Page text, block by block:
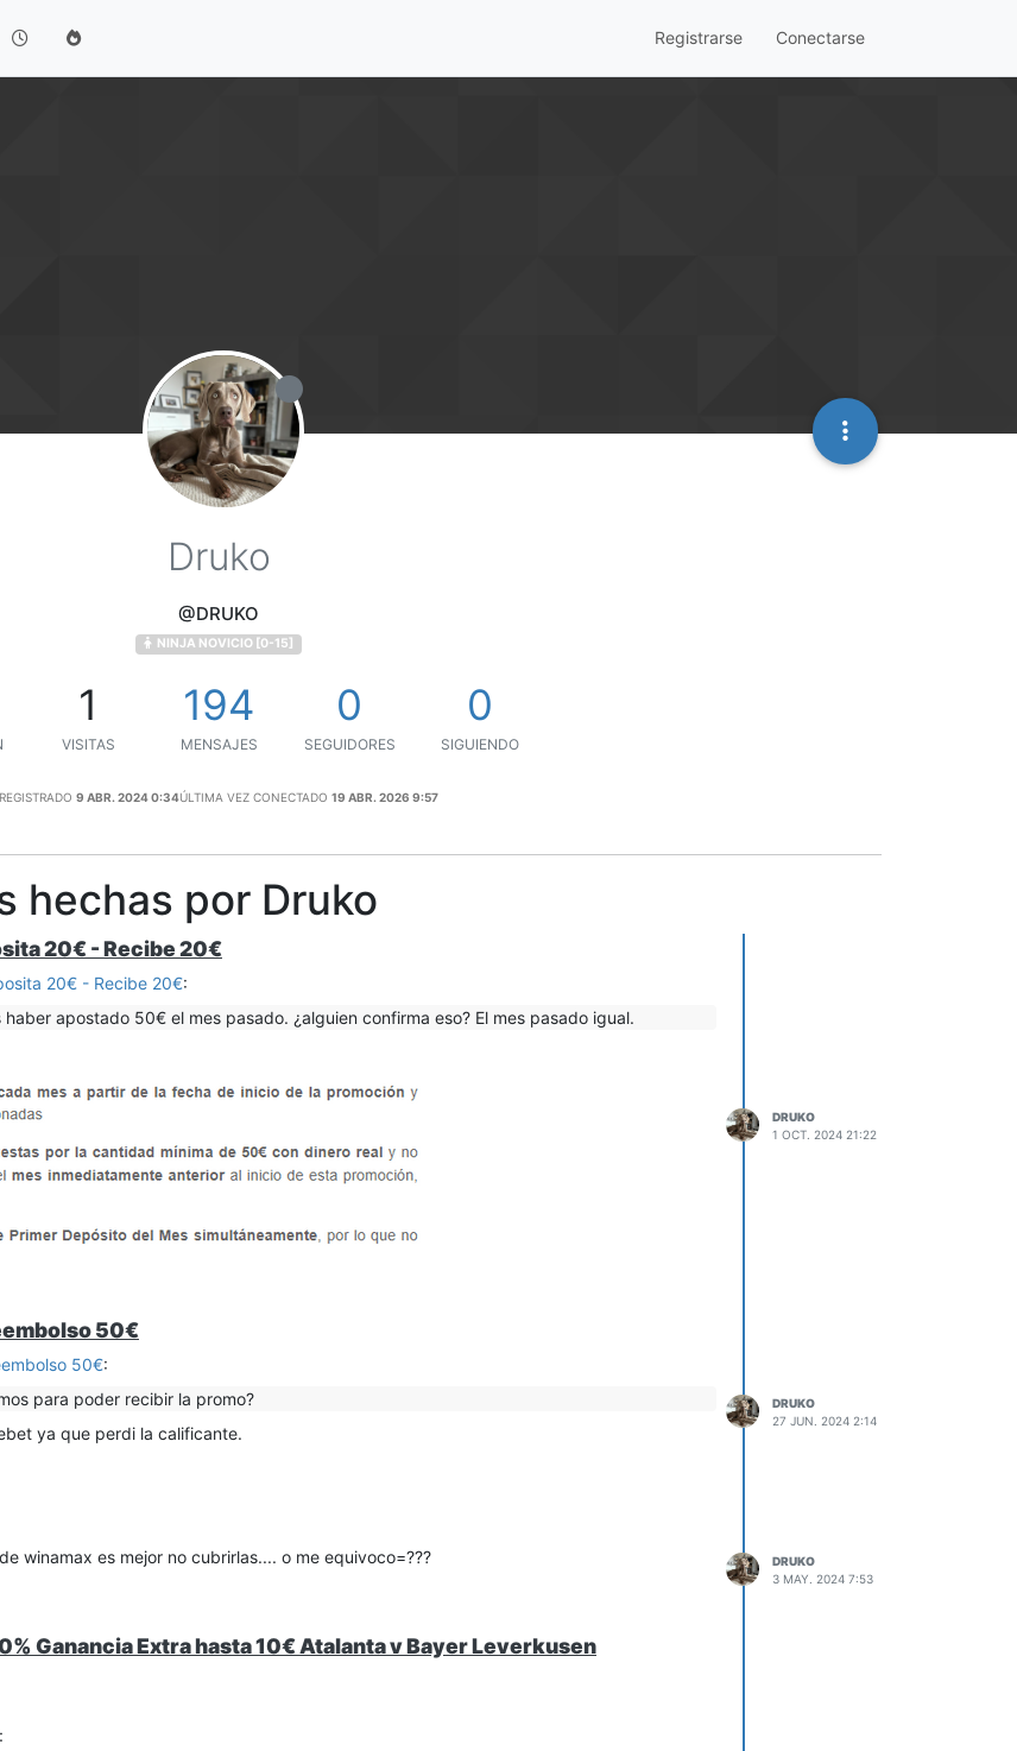
Registrarse Conectarse
Druko
@DRUKO
NINJA NOVICIO [0-15]
1
VISITAS
194
MENSAJES
0
SEGUIDORES
0
SIGUIENDO
REGISTRADO 9 ABR. 2024 0:34ÚLTIMA VEZ CONECTADO 19 ABR. 2026 9:57
hechas por Druko
20€ - Recibe 20€
20€ - Recibe 20€:
apostado 50€ el mes pasado. ¿alguien confirma eso? El mes pasado igual.
DRUKO
1 OCT. 2024 21:22
50€
50€:
para poder recibir la promo?
ya que perdi la calificante.
DRUKO
27 JUN. 2024 2:14
winamax es mejor no cubrirlas.... o me equivoco=???
DRUKO
3 MAY. 2024 7:53
Ganancia Extra hasta 10€ Atalanta v Bayer Leverkusen